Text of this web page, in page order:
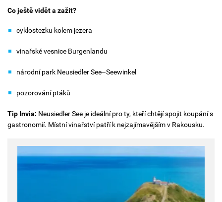
Co ještě vidět a zažít?
cyklostezku kolem jezera
vinařské vesnice Burgenlandu
národní park Neusiedler See–Seewinkel
pozorování ptáků
Tip Invia: Neusiedler See je ideální pro ty, kteří chtějí spojit koupání s
gastronomií. Místní vinařství patří k nejzajímavějším v Rakousku.